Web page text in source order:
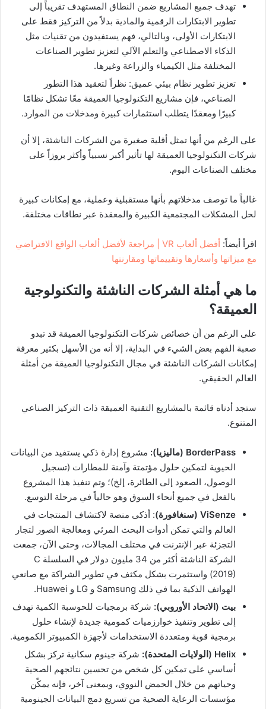
تهدف جميع المشاريع ضمن النطاق المستهدف تقريباً إلى
تطوير الابتكارات الرقمية والمادية بدلاً من التركيز فقط على
الابتكارات الأولى، وبالتالي، فهم يستفيدون من تقنيات مثل
الذكاء الاصطناعي والتعلم الآلي لتعزيز تطوير الصناعات
المختلفة مثل الكيمياء والزراعة وغيرها.
تعزيز تطوير نظام بيئي عميق: نظراً لتعقيد هذا التطور
الصناعي، فإن مشاريع التكنولوجيا العميقة معًا تشكل نظامًا
كبيرًا ومعقدًا يتطلب استثمارات كبيرة ومدخلات من الموارد.
على الرغم من أنها تمثل أقلية صغيرة من الشركات الناشئة، إلا أن
شركات التكنولوجيا العميقة لها تأثير أكبر نسبياً وأكثر بروزاً على
مختلف الصناعات اليوم.
غالباً ما توصف مدخلاتهم بأنها مستقبلية وعملية، مع إمكانات كبيرة
لحل المشكلات المجتمعية الكبيرة والمعقدة عبر نطاقات مختلفة.
اقرأ أيضاً:
أفضل ألعاب VR | مراجعة لأفضل ألعاب الواقع الافتراضي
مع ميزاتها وأسعارها وتقييماتها ومقارنتها
ما هي أمثلة الشركات الناشئة والتكنولوجية
العميقة؟
على الرغم من أن خصائص شركات التكنولوجيا العميقة قد تبدو
صعبة الفهم بعض الشيء في البداية، إلا أنه من الأسهل بكثير معرفة
إمكانات الشركات الناشئة في مجال التكنولوجيا العميقة من أمثلة
العالم الحقيقي.
ستجد أدناه قائمة بالمشاريع التقنية العميقة ذات التركيز الصناعي
المتنوع.
BorderPass (ماليزيا): مشروع إدارة ذكي يستفيد من البيانات
الحيوية لتمكين حلول مؤتمتة وآمنة للمطارات (تسجيل
الوصول، الصعود إلى الطائرة، إلخ)؛ وتم تنفيذ هذا المشروع
بالفعل في جميع أنحاء السوق وهو حالياً في مرحلة التوسع.
ViSenze (سنغافورة): أذكى منصة لاكتشاف المنتجات في
العالم والتي تمكن أدوات البحث المرئي ومعالجة الصور لتجار
التجزئة عبر الإنترنت في مختلف المجالات، وحتى الآن، جمعت
الشركة الناشئة أكثر من 34 مليون دولار في السلسلة C
(2019) واستثمرت بشكل مكثف في تطوير الشراكة مع صانعي
الهواتف الذكية بما في ذلك Samsung و LG و Huawei.
بيت (الاتحاد الأوروبي): شركة برمجيات للحوسبة الكمية تهدف
إلى تطوير وتنفيذ خوارزميات كمومية جديدة لإنشاء حلول
برمجية قوية ومتعددة الاستخدامات لأجهزة الكمبيوتر الكمومية.
Helix (الولايات المتحدة): شركة جينوم سكانية تركز بشكل
أساسي على تمكين كل شخص من تحسين نتائجهم الصحية
وحياتهم من خلال الحمض النووي، وبمعنى آخر، فإنه يمكّن
مؤسسات الرعاية الصحية من تسريع دمج البيانات الجينومية